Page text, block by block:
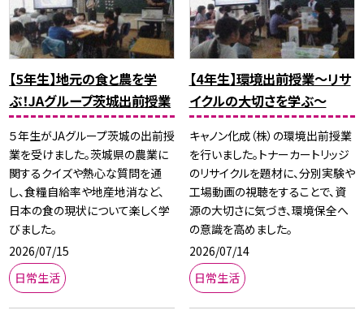
【5年生】地元の食と農を学
ぶ！JAグループ茨城出前授業
５年生がJAグループ茨城の出前授
業を受けました。茨城県の農業に
関するクイズや熱心な質問を通
し、食糧自給率や地産地消など、
日本の食の現状について楽しく学
びました。
2026/07/15
日常生活
【4年生】環境出前授業〜リサ
イクルの大切さを学ぶ〜
キャノン化成（株）の環境出前授業
を行いました。トナーカートリッジ
のリサイクルを題材に、分別実験や
工場動画の視聴をすることで、資
源の大切さに気づき、環境保全へ
の意識を高めました。
2026/07/14
日常生活